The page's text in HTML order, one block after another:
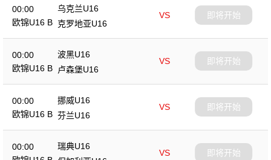
00:00
欧锦U16 B
乌克兰U16
VS
克罗地亚U16
即将开始
00:00
欧锦U16 B
波黑U16
VS
卢森堡U16
即将开始
00:00
欧锦U16 B
挪威U16
VS
芬兰U16
即将开始
00:00
瑞典U16
VS
即将开始